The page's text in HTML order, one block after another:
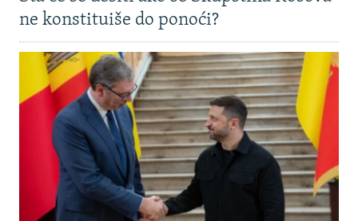
ne konstituiše do ponoći?